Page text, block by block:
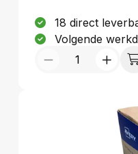
18 direct
Volgende